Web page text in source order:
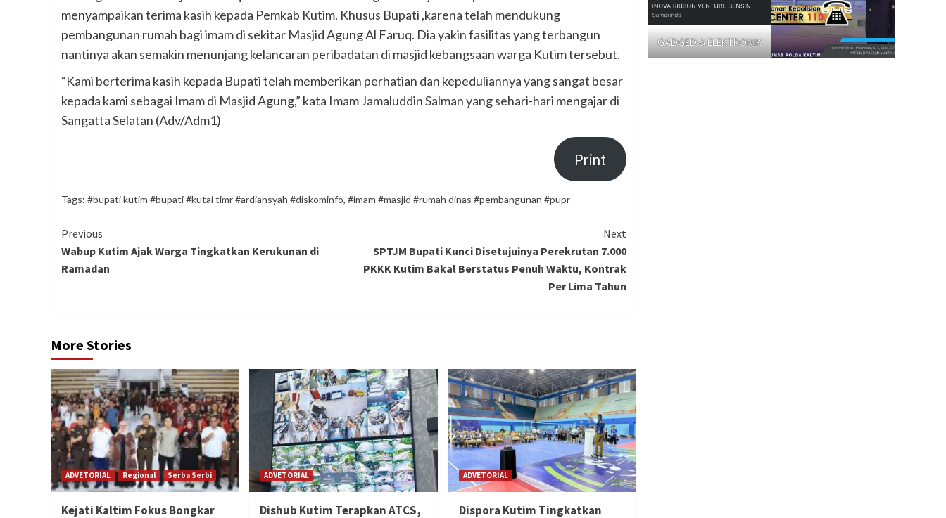
menyampaikan terima kasih kepada Pemkab Kutim. Khusus Bupati ,karena telah mendukung
pembangunan rumah bagi imam di sekitar Masjid Agung Al Faruq. Dia yakin fasilitas yang terbangun
nantinya akan semakin menunjang kelancaran peribadatan di masjid kebangsaan warga Kutim tersebut.
“Kami berterima kasih kepada Bupati telah memberikan perhatian dan kepeduliannya yang sangat besar
kepada kami sebagai Imam di Masjid Agung,” kata Imam Jamaluddin Salman yang sehari-hari mengajar di
Sangatta Selatan (Adv/Adm1)
Print
Tags: #bupati kutim #bupati #kutai timr #ardiansyah #diskominfo, #imam #masjid #rumah dinas #pembangunan #pupr
Continue
Reading
Previous
Wabup Kutim Ajak Warga Tingkatkan Kerukunan di
Ramadan
Next
SPTJM Bupati Kunci Disetujuinya Perekrutan 7.000
PKKK Kutim Bakal Berstatus Penuh Waktu, Kontrak
Per Lima Tahun
More Stories
ADVETORIAL Regional Serba Serbi
Kejati Kaltim Fokus Bongkar
ADVETORIAL
Dishub Kutim Terapkan ATCS,
ADVETORIAL
Dispora Kutim Tingkatkan
GADGED & ELEKTRONIK